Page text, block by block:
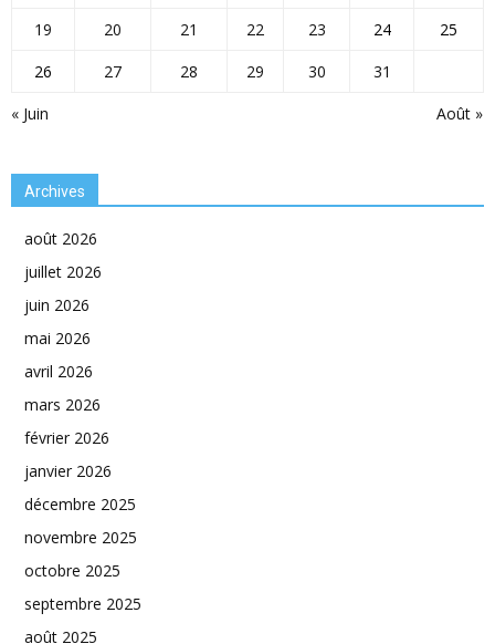
« Juin Août »
19
20 21 22 23 24
25
26
27 28 29 30 31
Archives
août 2026
juillet 2026
juin 2026
mai 2026
avril 2026
mars 2026
février 2026
janvier 2026
décembre 2025
novembre 2025
octobre 2025
septembre 2025
août 2025